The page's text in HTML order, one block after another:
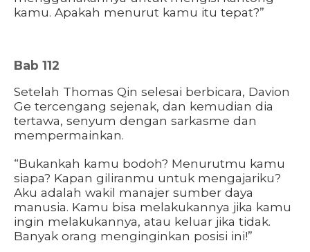
kamu. Apakah menurut kamu itu tepat?”
Bab 112
Setelah Thomas Qin selesai berbicara, Davion
Ge tercengang sejenak, dan kemudian dia
tertawa, senyum dengan sarkasme dan
mempermainkan.
“Bukankah kamu bodoh? Menurutmu kamu
siapa? Kapan giliranmu untuk mengajariku?
Aku adalah wakil manajer sumber daya
manusia. Kamu bisa melakukannya jika kamu
ingin melakukannya, atau keluar jika tidak.
Banyak orang menginginkan posisi ini!”